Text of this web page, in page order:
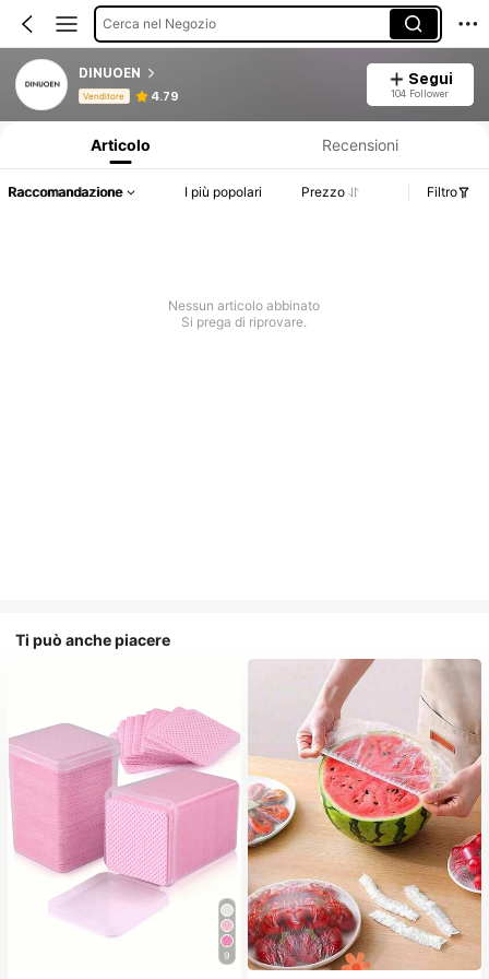
Cerca nel Negozio
DINUOEN
Venditore 4.79
Segui
104 Follower
Articolo Recensioni
Raccomandazione I più popolari Prezzo Filtro
Nessun articolo abbinato
Si prega di riprovare.
Ti può anche piacere
9